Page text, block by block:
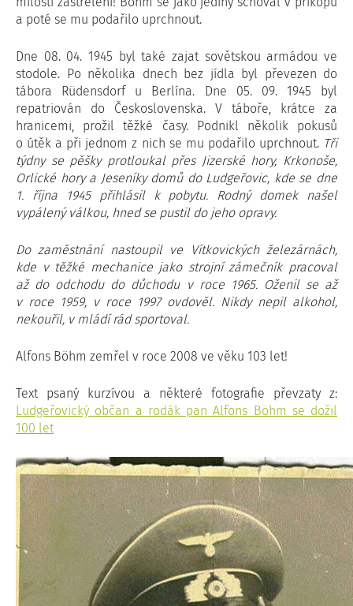
a poté se mu podařilo uprchnout.
Dne 08. 04. 1945 byl také zajat sovětskou armádou ve
stodole. Po několika dnech bez jídla byl převezen do
tábora Rüdensdorf u Berlína. Dne 05. 09. 1945 byl
repatriován do Československa. V táboře, krátce za
hranicemi, prožil těžké časy. Podnikl několik pokusů
o útěk a při jednom z nich se mu podařilo uprchnout. Tři
týdny se pěšky protloukal přes Jizerské hory, Krkonoše,
Orlické hory a Jeseníky domů do Ludgeřovic, kde se dne
1. října 1945 přihlásil k pobytu. Rodný domek našel
vypálený válkou, hned se pustil do jeho opravy.
Do zaměstnání nastoupil ve Vítkovických železárnách,
kde v těžké mechanice jako strojní zámečník pracoval
až do odchodu do důchodu v roce 1965. Oženil se až
v roce 1959, v roce 1997 ovdověl. Nikdy nepil alkohol,
nekouřil, v mládí rád sportoval.
Alfons Böhm zemřel v roce 2008 ve věku 103 let!
Text psaný kurzívou a některé fotografie převzaty z:
Ludgeřovický občan a rodák pan Alfons Böhm se dožil
100 let